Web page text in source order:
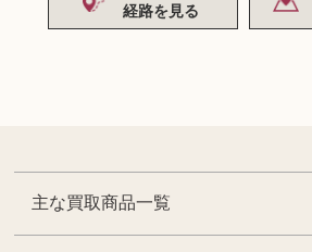
経路を見る
主な買取商品一覧